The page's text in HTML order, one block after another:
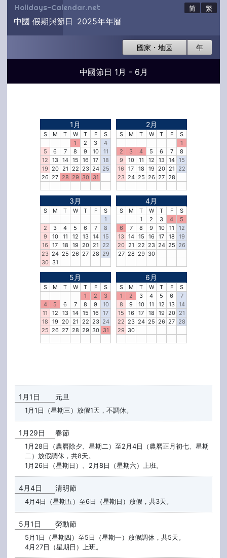
Holidays-Calendar.net 简 繁
中國 假期與節日 2025年年曆
國家・地區 年
中國節日 1月 - 6月
1月
S M T W T F
S
1
2 3
4
5
6 7 8 9 10
11
12
13 14 15 16 17
18
19 20 21 22 23 24 25
26 27 28 29 30 31
2月
S M T W T F
S
1
2
3 4 5 6 7
8
9
10 11 12 13 14
15
16
17 18 19 20 21
22
23 24 25 26 27 28
3月
S M T W T F
S
1
2
3 4 5 6 7
8
9
10 11 12 13 14
15
16
17 18 19 20 21
22
23 24 25 26 27 28 29
30 31
4月
S M T W T F
S
1
2 3 4
5
6
7 8 9 10 11
12
13
14 15 16 17 18
19
20 21 22 23 24 25 26
27 28 29 30
5月
S M T W T F
S
1
2
3
4
5 6 7 8 9
10
11
12 13 14 15 16
17
18
19 20 21 22 23 24
25 26 27 28 29 30 31
6月
S M T W T F
S
1
2 3 4 5 6
7
8
9 10 11 12 13
14
15
16 17 18 19 20
21
22 23 24 25 26 27 28
29 30
1月1日 元旦
1月1日（星期三）放假1天，不調休。
1月29日 春節
1月28日（農曆除夕、星期二）至2月4日（農曆正月初七、星期
二）放假調休，共8天。
1月26日（星期日）、2月8日（星期六）上班。
4月4日 清明節
4月4日（星期五）至6日（星期日）放假，共3天。
5月1日 勞動節
5月1日（星期四）至5日（星期一）放假調休，共5天。
4月27日（星期日）上班。